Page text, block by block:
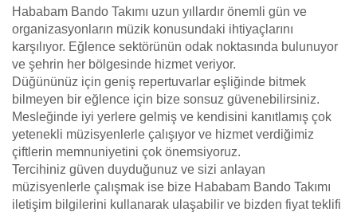
Hababam Bando Takımı uzun yıllardır önemli gün ve
organizasyonların müzik konusundaki ihtiyaçlarını
karşılıyor. Eğlence sektörünün odak noktasında bulunuyor
ve şehrin her bölgesinde hizmet veriyor.
Düğününüz için geniş repertuvarlar eşliğinde bitmek
bilmeyen bir eğlence için bize sonsuz güvenebilirsiniz.
Mesleğinde iyi yerlere gelmiş ve kendisini kanıtlamış çok
yetenekli müzisyenlerle çalışıyor ve hizmet verdiğimiz
çiftlerin memnuniyetini çok önemsiyoruz.
Tercihiniz güven duyduğunuz ve sizi anlayan
müzisyenlerle çalışmak ise bize Hababam Bando Takımı
iletişim bilgilerini kullanarak ulaşabilir ve bizden fiyat teklifi